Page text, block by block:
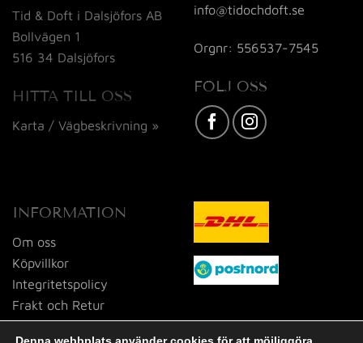
Tid & Doft i Dalsjöfors AB
Bollvägen 1
516 34 Dalsjöfors
HITTA TILL OSS
Karta / Vägbeskrivning »
info@tidochdoft.se
Orgnr: 556537-7545
FÖLJ OSS
INFORMATION
Om oss
Köpvillkor
Integritetspolicy
Frakt och Retur
Kontakta oss